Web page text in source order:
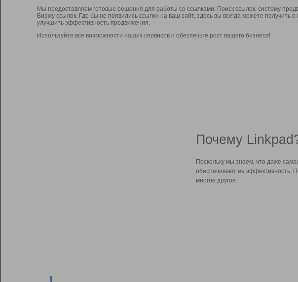
Мы предоставляем готовые решения для работы со ссылками: Поиск ссылок, систему
Биржу ссылок. Где бы не появились ссылки на ваш сайт, здесь вы всегда можете получить
улучшить эффективность продвижения.
Используйте все возможности наших сервисов и обеспечьте рост вашего бизнеса!
Почему
Поскольку мы знаем, что даже
обеспечивают ее эффективность.
многое другое.